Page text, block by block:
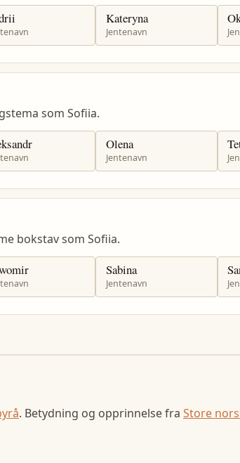
Kateryna
Jentenavn
som Sofiia.
Olena
Jentenavn
bokstav som Sofiia.
Sabina
Jentenavn
. Betydning og opprinnelse fra Store